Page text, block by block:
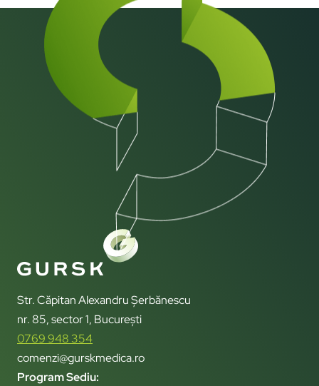
Str. Căpitan Alexandru Șerbănescu
nr. 85, sector 1, București
0769 948 354
comenzi@gurskmedica.ro
Program Sediu: